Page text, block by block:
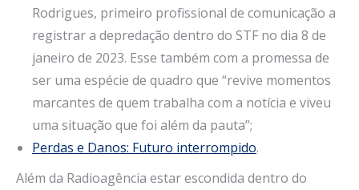
Rodrigues, primeiro profissional de comunicação a
registrar a depredação dentro do STF no dia 8 de
janeiro de 2023. Esse também com a promessa de
ser uma espécie de quadro que “revive momentos
marcantes de quem trabalha com a notícia e viveu
uma situação que foi além da pauta”;
Perdas e Danos: Futuro interrompido.
Além da Radioagência estar escondida dentro do